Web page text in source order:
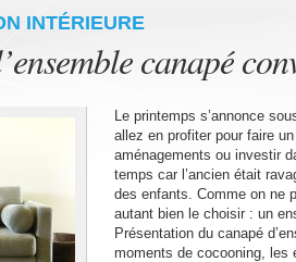
INTÉRIEURE
canapé
Le printemps s’annonce
allez en profiter pour faire
aménagements ou investir
temps car l’ancien était
des enfants. Comme on ne
autant bien le choisir : un
Présentation du canapé
moments de cocooning, les